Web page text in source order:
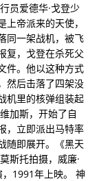
员爱德华·戈登少
帝派来的天使，
同一架战机，被飞
复，戈登在杀死父
件。他以这种方式
然后击落了四架没
机里的核弹组装起
加斯，开始了自
，立即派出马特率
随即展开。《黑天
斯托拍摄，威廉·
，1991年上映。 神